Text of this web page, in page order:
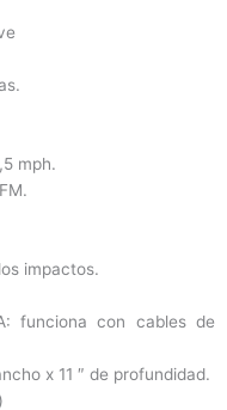
mph.
impactos.
funciona con cables de
x 11 ″ de profundidad.